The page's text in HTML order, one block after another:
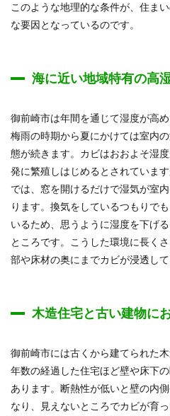
このような地理的な条件が、住ま
な要因となっているのです。
海に近い地域特有の高
御前崎市は年間を通じて湿度が高
梅雨の時期から夏にかけては室内
態が続きます。カビはおおよそ湿
発に繁殖しはじめるとされていま
では、窓を開けるだけで湿気が室
ります。換気をしているつもりで
いるため、思うように湿度を下げ
ところです。こうした環境に長く
部や床材の奥にまでカビが浸透し
木造住宅と古い建物に
御前崎市には古くから建てられた
年数の経過した住宅ほど壁や床下
あります。断熱性が低いと壁の内
なり、見えないところでカビが育